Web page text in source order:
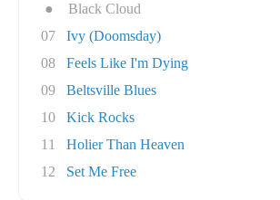
●
Black Cloud
07
Ivy (Doomsday)
08
Feels Like I'm Dying
09
Beltsville Blues
10
Kick Rocks
11
Holier Than Heaven
12
Set Me Free